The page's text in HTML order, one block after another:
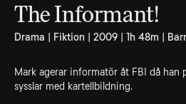
The Informant!
Drama | Fiktion | 2009 | 1h 48m |
Mark agerar informatör åt FBI då han
sysslar med kartellbildning.